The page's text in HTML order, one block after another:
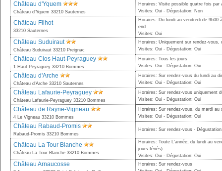
Château d'Yquem
Château d'Yquem 33210 Sauternes
Horaires: Visite possible quatre fois par
Visites: Oui - Dégustation: Non
Château Filhot
33210 Sauternes
Horaires: Du lundi au vendredi de 9h00
end
Visites: Oui
Château Suduiraut
Château Suduiraut 33210 Preignac
Horaires: Uniquement sur rendez-vous,
Visites: Oui - Dégustation: Oui
Château Clos Haut-Peyraguey
1 Haut Peyraguey 33210 Bommes
Horaires: Tous les jours
Visites: Oui - Dégustation: Oui
Château d'Arche
Château d'Arche 33210 Sauternes
Horaires: Sur rendez-vous du lundi au
Visites: Oui - Dégustation: Oui
Château Lafaurie-Peyraguey
Château Lafaurie-Peyraguey 33210 Bommes
Horaires: Sur rendez-vous uniquement
Visites: Oui - Dégustation: Oui
Château de Rayne-Vigneau
4 Le Vigneau 33210 Bommes
Horaires: Sur rendez-vous, du mardi au
Visites: Oui - Dégustation: Oui
Château Rabaud-Promis
Rabaud-Promis 33210 Bommes
Horaires: Sur rendez-vous -
Château La Tour Blanche
Château La Tour Blanche 33210 Bommes
Horaires: Toute L'année, du lundi au
jours fériés)
Visites: Oui - Dégustation: Oui
Château Arnaucosse
Horaires: Sur rendez-vous